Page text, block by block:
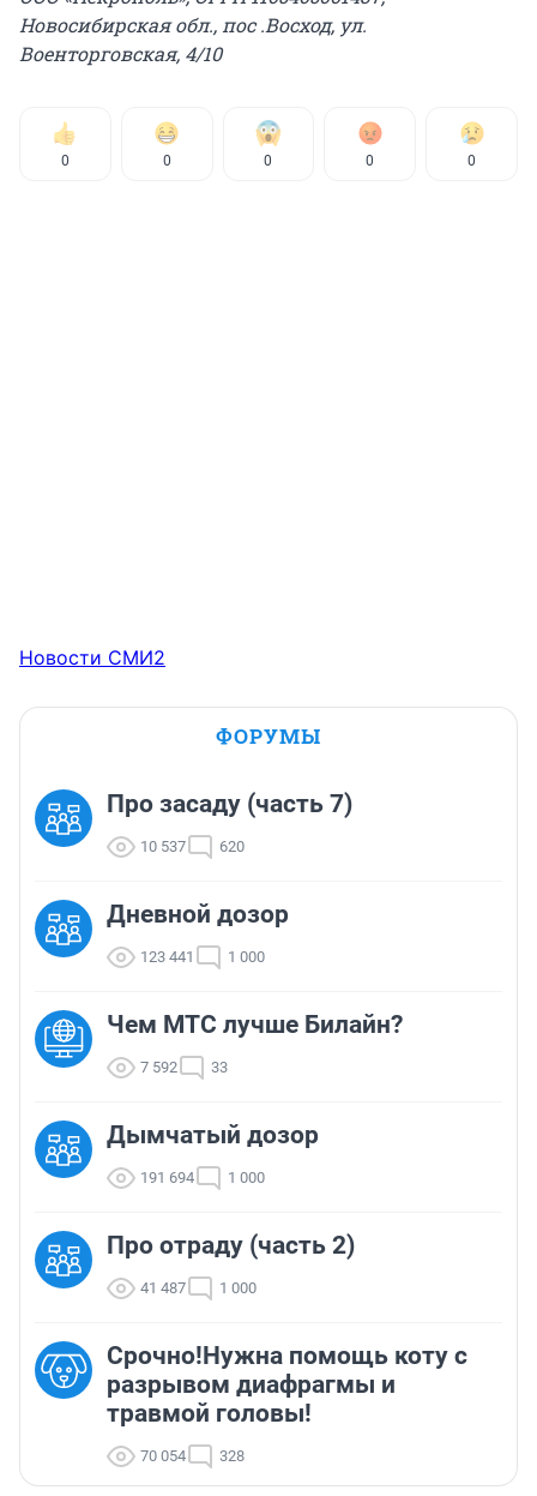
Новосибирская обл., пос .Восход, ул.
Военторговская, 4/10
0 0 0 0 0
Новости СМИ2
ФОРУМЫ
Про засаду (часть 7)
10 537 620
Дневной дозор
123 441 1 000
Чем МТС лучше Билайн?
7 592 33
Дымчатый дозор
191 694 1 000
Про отраду (часть 2)
41 487 1 000
Срочно!Нужна помощь коту с
разрывом диафрагмы и
травмой головы!
70 054 328